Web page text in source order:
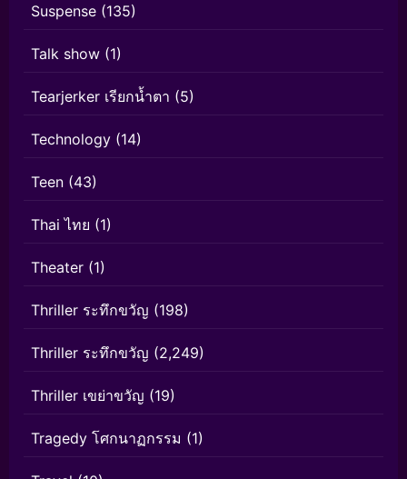
Suspense (135)
Talk show (1)
Tearjerker เรียกน้ำตา (5)
Technology (14)
Teen (43)
Thai ไทย (1)
Theater (1)
Thriller ระทึกขวัญ (198)
Thriller ระทึกขวัญ (2,249)
Thriller เขย่าขวัญ (19)
Tragedy โศกนาฏกรรม (1)